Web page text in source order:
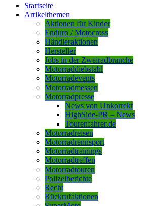
Startseite
Artikelthemen
Aktionen für Kinder
Enduro / Motocross
Händleraktionen
Hersteller
Jobs in der Zweiradbranche
Motorraddiebstahl
Motorradevents
Motorradmessen
Motorradpresse
News von Unkorrekt
HighSide-PR – News
Tourenfahrer.de
Motorradreisen
Motorradrennsport
Motorradtrainings
Motorradtreffen
Motorradtouren
Polizeiberichte
Recht
Rückrufaktionen